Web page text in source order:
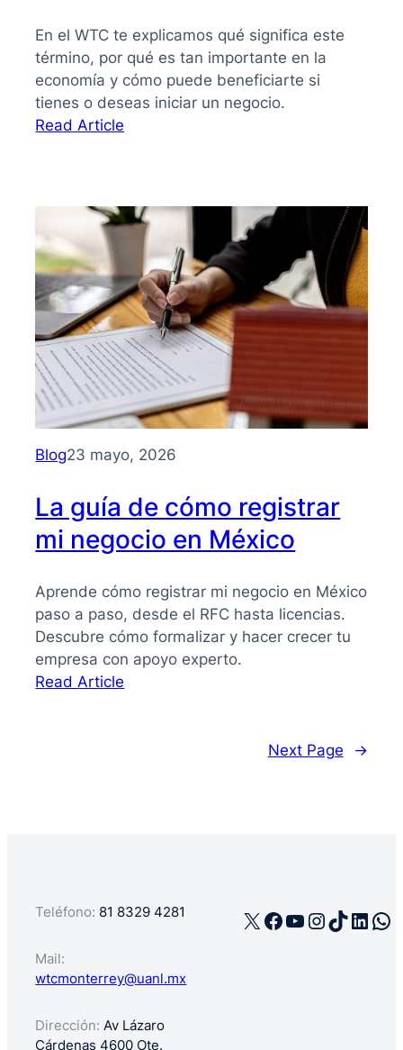
En el WTC te explicamos qué significa este
término, por qué es tan importante en la
economía y cómo puede beneficiarte si
tienes o deseas iniciar un negocio.
Read Article
Guía
clara
para
entender
su
importancia
y
beneficios
Blog23 mayo, 2026
La guía de cómo registrar
mi negocio en México
Aprende cómo registrar mi negocio en México
paso a paso, desde el RFC hasta licencias.
Descubre cómo formalizar y hacer crecer tu
empresa con apoyo experto.
Read Article
Next Page →
Teléfono: 81 8329 4281
Mail:
wtcmonterrey@uanl.mx
Dirección: Av Lázaro
Cárdenas 4600 Ote.
X Facebook
YouTube
TikTok